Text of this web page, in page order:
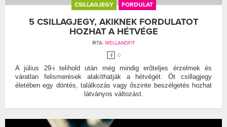
CSILLAGJEGY FORDULAT
5 CSILLAGJEGY, AKIKNEK FORDULATOT
HOZHAT A HÉTVÉGE
ÍRTA: WELLANDFIT
0
A július 29-i telihold után még mindig erőteljes érzelmek és
váratlan felismerések alakíthatják a hétvégét. Öt csillagjegy
életében egy döntés, találkozás vagy őszinte beszélgetés hozhat
látványos változást.